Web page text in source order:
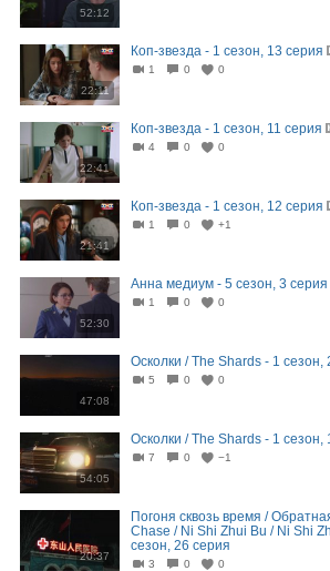
52:12
22:11
Коп-звезда - 1 сезон, 13 серия
1 0 0
22:41
Коп-звезда - 1 сезон, 11 серия
4 0 0
21:41
Коп-звезда - 1 сезон, 12 серия
1 0 +1
52:30
Анна медиум - 5 сезон, 3 серия
1 0 0
47:08
Осколки / The Shards - 1 сезон,
5 0 0
54:05
Осколки / The Shards - 1 сезон,
7 0 −1
20:37
Погоня сквозь время /
Chase / Ni Shi Zhui Bu / Ni Shi
сезон, 26 серия
3 0 0